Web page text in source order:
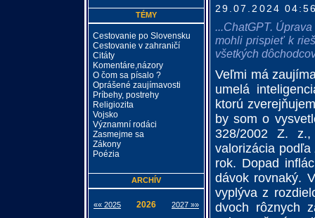
29.07.2024
...ChatGPT.
mohli prispieť k
všetkých
Veľmi má
umelá
ktorú
by som o
328/2002 Z.
valorizácia
rok. Dopad
dávok rovnaký.
vyplýva z
dvoch rôznych
TÉMY
Cestovanie po Slovensku
Cestovanie v zahraničí
Citáty
Komentáre,názory
O čom sa písalo ?
Oprášené zaujímavosti
Príbehy, postrehy
Religiozita
Vojsko
Významní rodáci
Zasmejme sa
Zákony
Poézia
ARCHÍV
«« 2025 2026 2027 »»